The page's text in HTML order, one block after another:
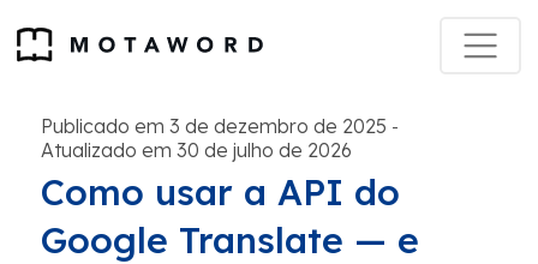
Publicado em 3 de dezembro de 2025 -
Atualizado em 30 de julho de 2026
Como usar a API do
Google Translate — e